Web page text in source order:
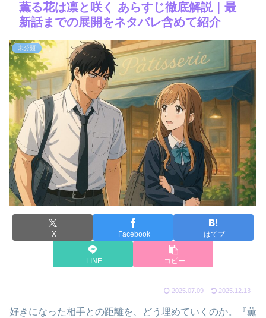
薫る花は凛と咲く あらすじ徹底解説｜最
新話までの展開をネタバレ含めて紹介
未分類
X Facebook はてブ
LINE コピー
2025.07.09 2025.12.13
好きになった相手との距離を、どう埋めていくのか。『薫